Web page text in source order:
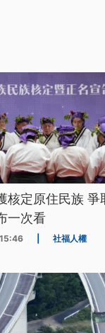
核定原住民族 爭
一次看
社福人權